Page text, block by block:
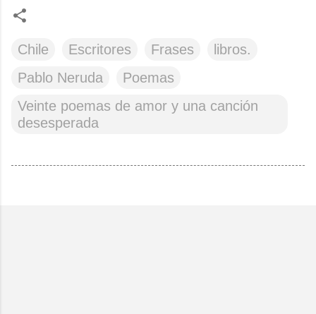
Chile Escritores Frases
libros.
Pablo Neruda
Poemas
Veinte poemas de amor y una canción
desesperada